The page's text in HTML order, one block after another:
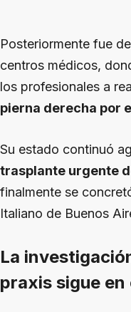
Posteriormente fue
centros médicos,
los profesionales a
pierna derecha por
Su estado continuó
trasplante urgente
finalmente se
Italiano de Buenos
La
praxis sigue en